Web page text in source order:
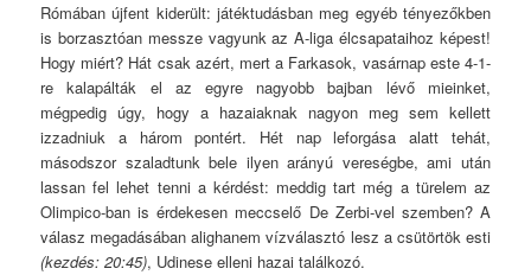
Rómában újfent kiderült: játéktudásban meg egyéb tényezőkben
is borzasztóan messze vagyunk az A-liga élcsapataihoz képest!
Hogy miért? Hát csak azért, mert a Farkasok, vasárnap este 4-1-
re kalapálták el az egyre nagyobb bajban lévő mieinket,
mégpedig úgy, hogy a hazaiaknak nagyon meg sem kellett
izzadniuk a három pontért. Hét nap leforgása alatt tehát,
másodszor szaladtunk bele ilyen arányú vereségbe, ami után
lassan fel lehet tenni a kérdést: meddig tart még a türelem az
Olimpico-ban is érdekesen meccselő De Zerbi-vel szemben? A
válasz megadásában alighanem vízválasztó lesz a csütörtök esti
(kezdés: 20:45), Udinese elleni hazai találkozó.